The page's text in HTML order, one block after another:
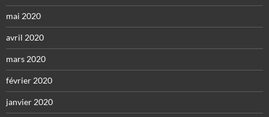
mai 2020
avril 2020
mars 2020
février 2020
janvier 2020